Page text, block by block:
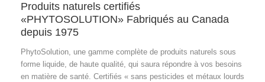
Produits naturels certifiés
«PHYTOSOLUTION» Fabriqués au Canada
depuis 1975
PhytoSolution, une gamme complète de produits naturels sous
forme liquide, de haute qualité, qui saura répondre à vos besoins
en matière de santé. Certifiés « sans pesticides et métaux lourds